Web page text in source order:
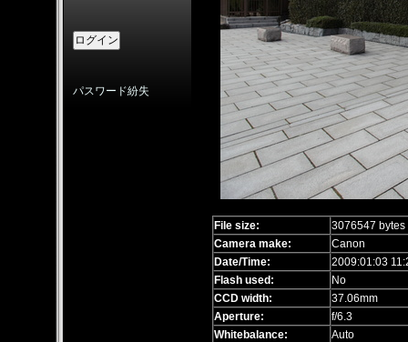
File size:
3076547 bytes
Camera make:
Canon
Date/Time:
2009:01:03
Flash used:
No
CCD width:
37.06mm
Aperture:
f/6.3
Whitebalance:
Auto
パスワード紛失